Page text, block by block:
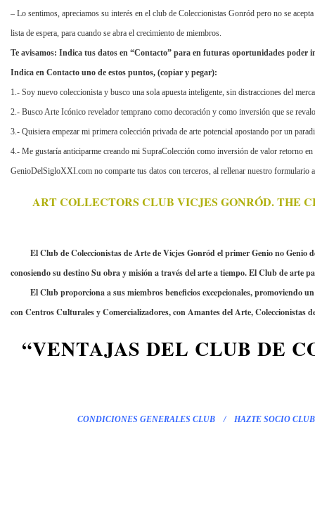
– Lo sentimos, apreciamos su interés en el club de Coleccionistas Gonród pero no se
lista de espera, para cuando se abra el crecimiento de miembros.
Te avisamos: Indica tus datos en “Contacto” para en futuras oportunidades
Indica en Contacto uno de estos puntos, (copiar y pegar):
1.- Soy nuevo coleccionista y busco una sola apuesta inteligente, sin distracciones del
2.- Busco Arte Icónico revelador temprano como decoración y como inversión que se
3.- Quisiera empezar mi primera colección privada de arte potencial apostando por un
4.- Me gustaría anticiparme creando mi SupraColección como inversión de valor retorno
GenioDelSigloXXI.com no comparte tus datos con terceros, al rellenar nuestro formulario
ART COLLECTORS CLUB VICJES GONRÓD. THE
El Club de Coleccionistas de Arte de Vicjes Gonród el primer Genio no Genio
conosiendo su destino Su obra y misión a través del arte a tiempo. El Club de arte
El Club proporciona a sus miembros beneficios excepcionales, promoviendo un
con Centros Culturales y Comercializadores, con Amantes del Arte, Coleccionistas
“VENTAJAS DEL CLUB DE
CONDICIONES GENERALES CLUB / HAZTE SOCIO